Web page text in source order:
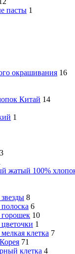
пасты 1
окрашивания 16
Китай 14
1
3
жатый 100%
8
6
10
1
клетка 7
71
клетка 4